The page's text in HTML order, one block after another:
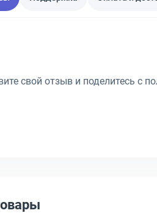
свой отзыв и поделитесь с